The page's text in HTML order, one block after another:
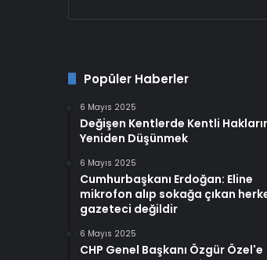
Popüler Haberler
6 Mayıs 2025
Değişen Kentlerde Kentli
Yeniden Düşünmek
6 Mayıs 2025
Cumhurbaşkanı Erdoğan: Eline
mikrofon alıp sokağa çıkan
gazeteci değildir
6 Mayıs 2025
CHP Genel Başkanı Özgür Özel'e